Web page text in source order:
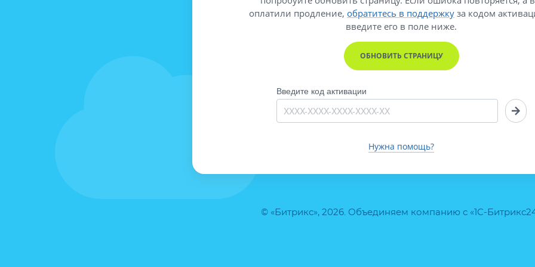
© «Битрикс», 2026. Объединяем компанию с «1С-
оплатили продление, обратитесь в поддержку за кодом
введите его в поле ниже.
ОБНОВИТЬ СТРАНИЦУ
Введите код активации
Нужна помощь?